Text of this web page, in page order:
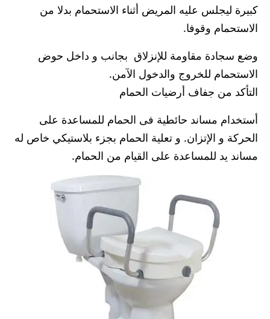
كبيرة ليجلس عليه المريض أثناء الاستحمام بدلا من
الاستحمام وقوفا.
وضع سجادة مقاومة للإنزلاق بجانب و داخل حوض
الاستحمام للخروج والدخول الآمن.
التأكد من جفاف أرضيات الحمام
أستخدام مساند حائطية فى الحمام للمساعدة على
الحركة و الإتزان. و تعلية الحمام بجزء بلاستيكي خاص له
مساند يد للمساعدة على القيام من الحمام.